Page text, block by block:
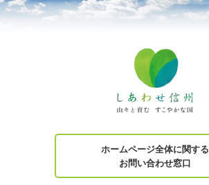
ホームページ全体に関する
お問い合わせ窓口